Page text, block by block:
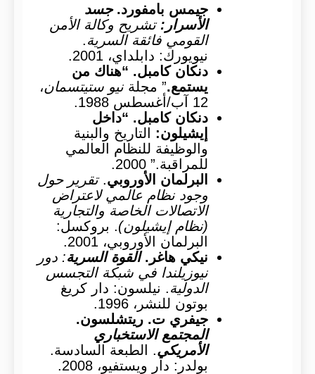
جيمس بامفورد.جسد
الأسرار: تشريح وكالة الأمن
القومي فائقة السرية.
نيويورك: دابلداي، 2001.
دنكان كامبل. “هناك من
يستمع.” مجلة نيو ستيتسمان،
12 آب/أغسطس 1988.
دنكان كامبل. “داخل
إيشيلون: التاريخ والبنية
والوظيفة للنظام العالمي
للمراقبة.” 2000.
البرلمان الأوروبي.تقرير حول
وجود نظام عالمي لاعتراض
الاتصالات الخاصة والتجارية
(نظام إيشيلون). بروكسل:
البرلمان الأوروبي، 2001.
نيكي هاغر.القوة السرية: دور
نيوزيلندا في شبكة التجسس
الدولية. نيلسون: دار كريغ
بوتون للنشر، 1996.
جيفري ت. ريتشلسون.
المجتمع الاستخباري
الأمريكي. الطبعة السادسة.
بولدر: دار ويستفيو، 2008.